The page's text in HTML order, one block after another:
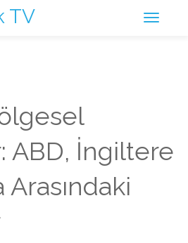
TV
ABD, İngiltere